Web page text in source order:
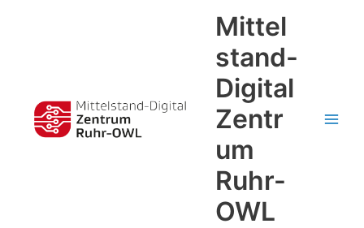
Mittel
stand-
Digital
Zentr
um
Ruhr-
OWL